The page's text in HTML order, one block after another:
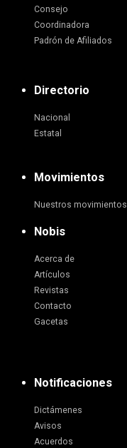
Consejo
Coordinadora
Padrón de Afiliados
Directorio
Nacional
Estatal
Movimientos
Nuestros movimientos
Nobis
Acerca de
Artículos
Revistas
Contacto
Gacetas
Notificaciones
Dictámenes
Avisos
Acuerdos